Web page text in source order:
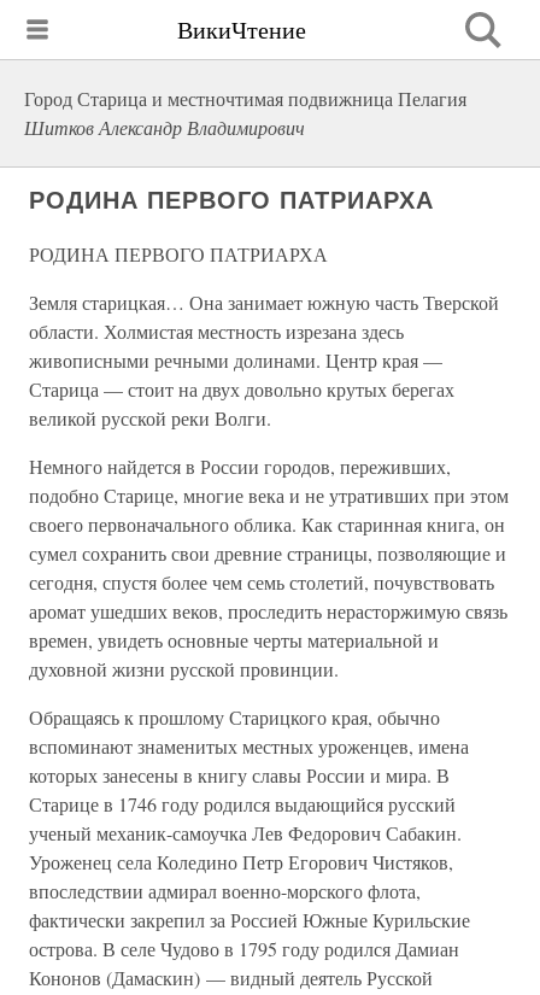
ВикиЧтение
Город Старица и местночтимая подвижница Пелагия
Шитков Александр Владимирович
РОДИНА ПЕРВОГО ПАТРИАРХА
РОДИНА ПЕРВОГО ПАТРИАРХА
Земля старицкая… Она занимает южную часть Тверской
области. Холмистая местность изрезана здесь
живописными речными долинами. Центр края —
Старица — стоит на двух довольно крутых берегах
великой русской реки Волги.
Немного найдется в России городов, переживших,
подобно Старице, многие века и не утративших при этом
своего первоначального облика. Как старинная книга, он
сумел сохранить свои древние страницы, позволяющие и
сегодня, спустя более чем семь столетий, почувствовать
аромат ушедших веков, проследить нерасторжимую связь
времен, увидеть основные черты материальной и
духовной жизни русской провинции.
Обращаясь к прошлому Старицкого края, обычно
вспоминают знаменитых местных уроженцев, имена
которых занесены в книгу славы России и мира. В
Старице в 1746 году родился выдающийся русский
ученый механик-самоучка Лев Федорович Сабакин.
Уроженец села Коледино Петр Егорович Чистяков,
впоследствии адмирал военно-морского флота,
фактически закрепил за Россией Южные Курильские
острова. В селе Чудово в 1795 году родился Дамиан
Кононов (Дамаскин) — видный деятель Русской